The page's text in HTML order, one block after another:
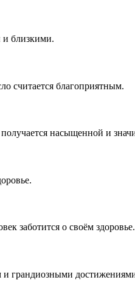
и близкими.
считается благоприятным.
насыщенной и
заботится о своём здоровье.
и грандиозными